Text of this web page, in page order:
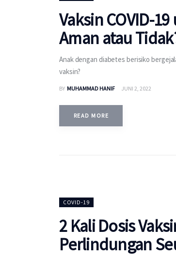
Vaksin COVID-
Aman atau
Anak dengan diabetes berisiko
vaksin?
BY MUHAMMAD HANIF JUNI 2, 2022
READ MORE
COVID-19
2 Kali Dosis
Perlindungan